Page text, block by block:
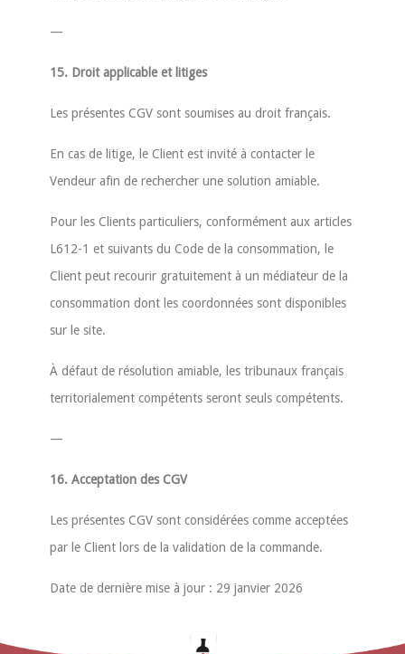
—
15. Droit applicable et litiges
Les présentes CGV sont soumises au droit français.
En cas de litige, le Client est invité à contacter le
Vendeur afin de rechercher une solution amiable.
Pour les Clients particuliers, conformément aux articles
L612-1 et suivants du Code de la consommation, le
Client peut recourir gratuitement à un médiateur de la
consommation dont les coordonnées sont disponibles
sur le site.
À défaut de résolution amiable, les tribunaux français
territorialement compétents seront seuls compétents.
—
16. Acceptation des CGV
Les présentes CGV sont considérées comme acceptées
par le Client lors de la validation de la commande.
Date de dernière mise à jour : 29 janvier 2026